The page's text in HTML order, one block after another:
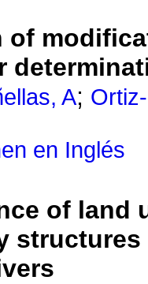
of
A;
en Inglés
of land